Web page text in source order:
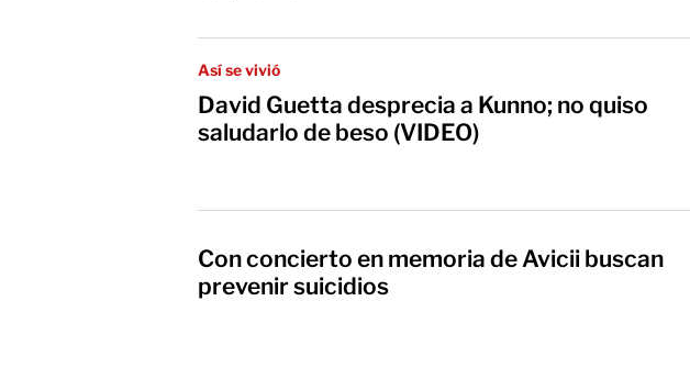
Así se vivió
David Guetta desprecia a Kunno; no quiso
saludarlo de beso (VIDEO)
Con concierto en memoria de Avicii buscan
prevenir suicidios